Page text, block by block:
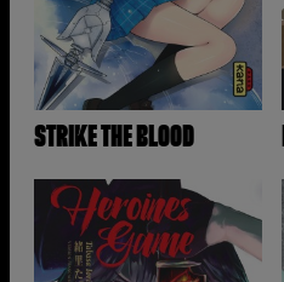
STRIKE THE BLOOD